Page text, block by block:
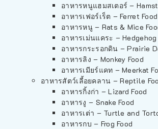
อาหารหนูแฮมสเตอร์ –
อาหารเฟอร์เร็ต – Ferret Food
อาหารหนู – Rats & Mice
อาหารเม่นแคระ – Hedgehog
อาหารกระรอกดิน – Prairie
อาหารลิง – Monkey Food
อาหารเมียร์แคท – Meerkat
อาหารสัตว์เลี้อยคลาน – Reptile
อาหารกิ้งก่า – Lizard Food
อาหารงู – Snake Food
อาหารเต่า – Turtle and
อาหารกบ – Frog Food